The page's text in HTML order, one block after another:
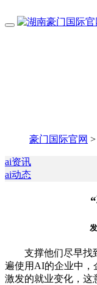
豪门国际官网 >
ai资讯
ai动态
支撑他们尽早找到
遍使用AI的企业中，
激发的就业变化，这